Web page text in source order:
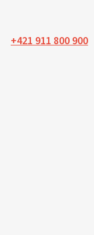
+421 911 800 900